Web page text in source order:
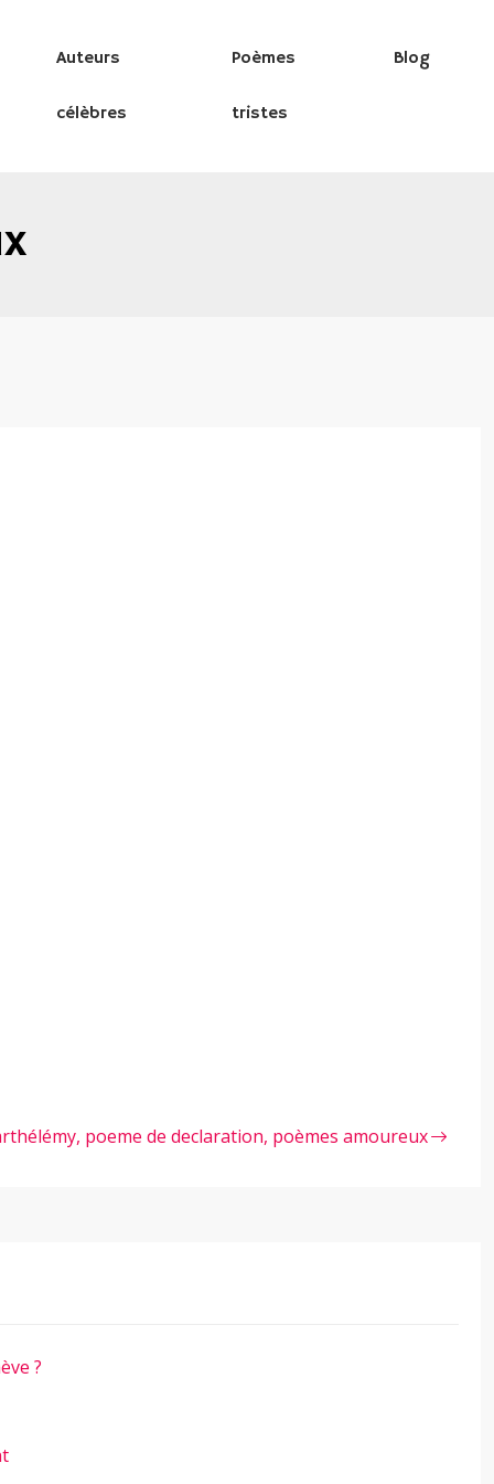
Auteurs
célèbres
Poèmes
tristes
Blog
poeme de declaration, poèmes amoureux
?